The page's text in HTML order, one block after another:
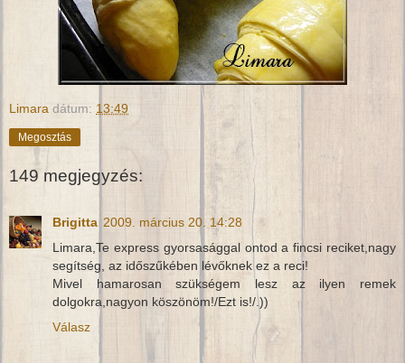
Limara dátum: 13:49
Megosztás
149 megjegyzés:
Brigitta 2009. március 20. 14:28
Limara,Te express gyorsasággal ontod a fincsi reciket,nagy
segítség, az időszűkében lévőknek ez a reci!
Mivel hamarosan szükségem lesz az ilyen remek
dolgokra,nagyon köszönöm!/Ezt is!/.))
Válasz